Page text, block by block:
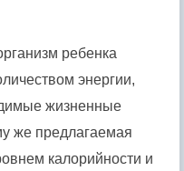
ребенка
энергии,
жизненные
же предлагаемая
калорийности и